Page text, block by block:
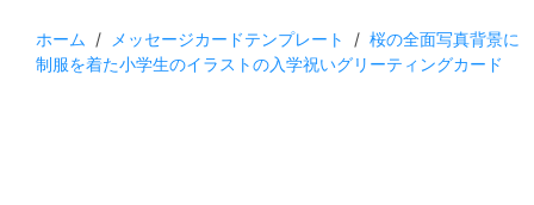
ホーム / メッセージカードテンプレート / 桜の全面写真背景に
制服を着た小学生のイラストの入学祝いグリーティングカード